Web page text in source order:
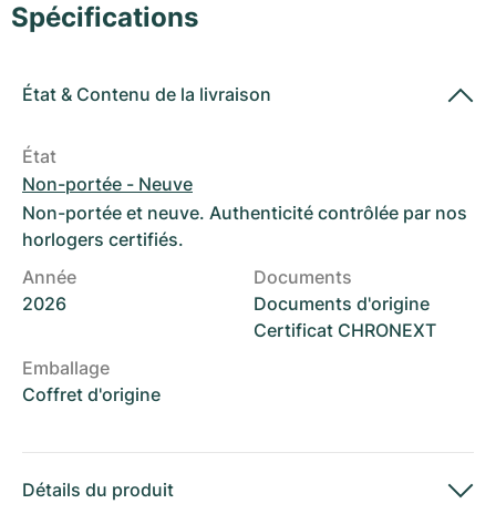
Spécifications
État & Contenu de la livraison
État
Non-portée - Neuve
Non-portée et neuve. Authenticité contrôlée par nos
horlogers certifiés.
Année
2026
Documents
Documents d'origine
Certificat CHRONEXT
Emballage
Coffret d'origine
Détails du produit